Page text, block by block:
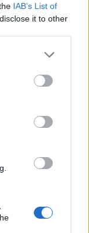
IAB’s List of
it to other
(Optima bank):
πίσω της